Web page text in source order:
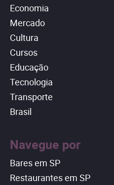
Economia
Mercado
Cultura
Cursos
Educação
Tecnologia
Transporte
Brasil
Navegue por
Bares em SP
Restaurantes em SP